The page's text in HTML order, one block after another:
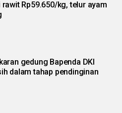
rawit Rp59.650/kg, telur ayam
gedung Bapenda DKI
dalam tahap pendinginan